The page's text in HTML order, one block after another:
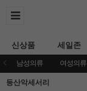
신상품 세일존
남성의류 여성의류
등산악세서리